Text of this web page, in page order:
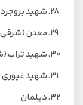
شهید
معدن (شرقی
شهید تراب
شهید غیوری
دیلمان